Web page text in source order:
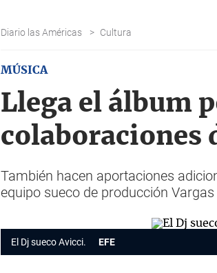
Diario las Américas > Cultura
MÚSICA
Llega el álbum
colaboraciones
También hacen aportaciones
equipo sueco de producción
El Dj sueco Avicci. EFE